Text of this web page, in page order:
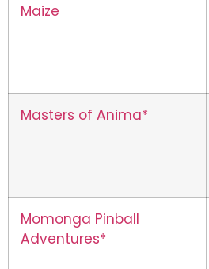
Maize
Masters of Anima*
Momonga Pinball
Adventures*